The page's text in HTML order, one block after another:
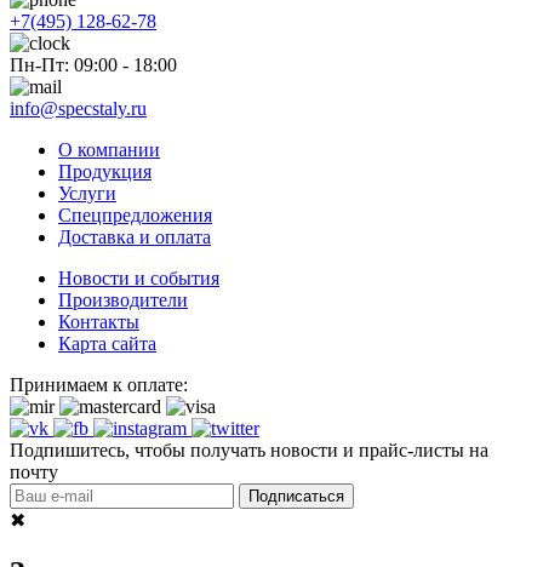
+7(495) 128-62-78
Пн-Пт: 09:00 - 18:00
info@specstaly.ru
О компании
Продукция
Услуги
Спецпредложения
Доставка и оплата
Новости и события
Производители
Контакты
Карта сайта
Принимаем к оплате:
Подпишитесь, чтобы получать новости и прайс-листы на
почту
Подписаться
✖